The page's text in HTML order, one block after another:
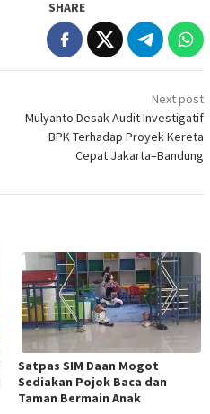
SHARE
Next post
Mulyanto Desak Audit Investigatif
BPK Terhadap Proyek Kereta
Cepat Jakarta–Bandung
Satpas SIM Daan Mogot
Sediakan Pojok Baca dan
Taman Bermain Anak